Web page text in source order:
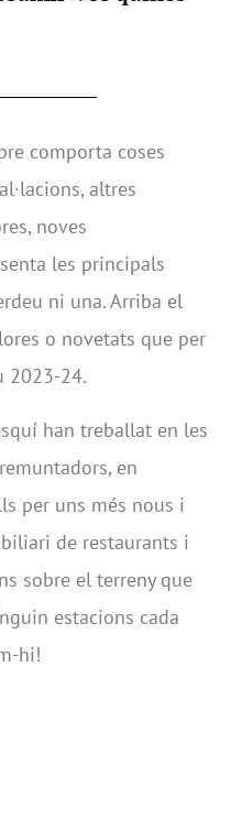
comporta coses
altres
noves
les principals
ni una. Arriba el
o novetats que per
2023-24.
han treballat en les
en
per uns més nous i
de restaurants i
sobre el terreny que
estacions cada
hi!